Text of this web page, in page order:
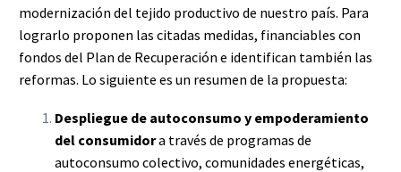
modernización del tejido productivo de nuestro país. Para
lograrlo proponen las citadas medidas, financiables con
fondos del Plan de Recuperación e identifican también las
reformas. Lo siguiente es un resumen de la propuesta:
Despliegue de autoconsumo y empoderamiento
del consumidora través de programas de
autoconsumo colectivo, comunidades energéticas,